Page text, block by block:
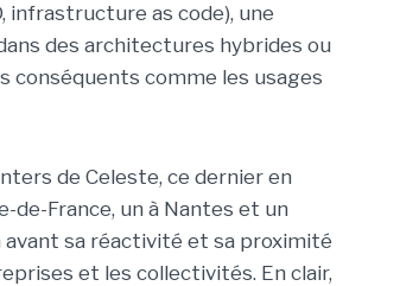
infrastructure as code), une
des architectures hybrides ou
conséquents comme les usages
de Celeste, ce dernier en
de-France, un à Nantes et un
sa réactivité et sa proximité
et les collectivités. En clair,